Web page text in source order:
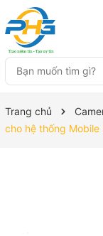
Trang chủ
cho hệ thống Mobile